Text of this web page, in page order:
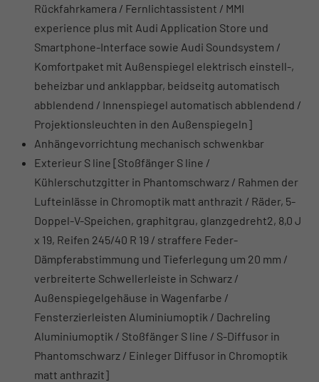
Rückfahrkamera / Fernlichtassistent / MMI
experience plus mit Audi Application Store und
Smartphone-Interface sowie Audi Soundsystem /
Komfortpaket mit Außenspiegel elektrisch einstell-,
beheizbar und anklappbar, beidseitg automatisch
abblendend / Innenspiegel automatisch abblendend /
Projektionsleuchten in den Außenspiegeln]
Anhängevorrichtung mechanisch schwenkbar
Exterieur S line [Stoßfänger S line /
Kühlerschutzgitter in Phantomschwarz / Rahmen der
Lufteinlässe in Chromoptik matt anthrazit / Räder, 5-
Doppel-V-Speichen, graphitgrau, glanzgedreht2, 8,0 J
x 19, Reifen 245/40 R 19 / straffere Feder-
Dämpferabstimmung und Tieferlegung um 20 mm /
verbreiterte Schwellerleiste in Schwarz /
Außenspiegelgehäuse in Wagenfarbe /
Fensterzierleisten Aluminiumoptik / Dachreling
Aluminiumoptik / Stoßfänger S line / S-Diffusor in
Phantomschwarz / Einleger Diffusor in Chromoptik
matt anthrazit]